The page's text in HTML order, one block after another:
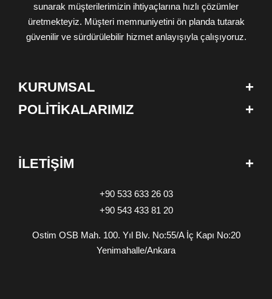
sunarak müşterilerimizin ihtiyaçlarına hızlı çözümler
üretmekteyiz. Müşteri memnuniyetini ön planda tutarak
güvenilir ve sürdürülebilir hizmet anlayışıyla çalışıyoruz.
KURUMSAL +
POLİTİKALARIMIZ +
İLETİŞİM +
+90 533 633 26 03
+90 543 433 81 20
Ostim OSB Mah. 100. Yıl Blv. No:55/A İç Kapı No:20
Yenimahalle/Ankara